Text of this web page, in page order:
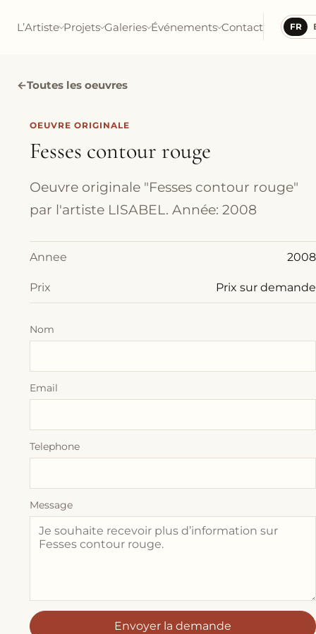
L’Artiste Projets Galeries Événements Contact FR
←Toutes les oeuvres
OEUVRE ORIGINALE
Fesses contour rouge
Oeuvre originale "Fesses contour rouge"
par l'artiste LISABEL. Année: 2008
Annee 2008
Prix Prix sur demande
Nom
Email
Telephone
Message
Envoyer la demande